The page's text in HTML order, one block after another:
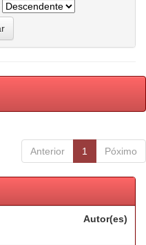
Anterior 1 Póximo
Autor(es)